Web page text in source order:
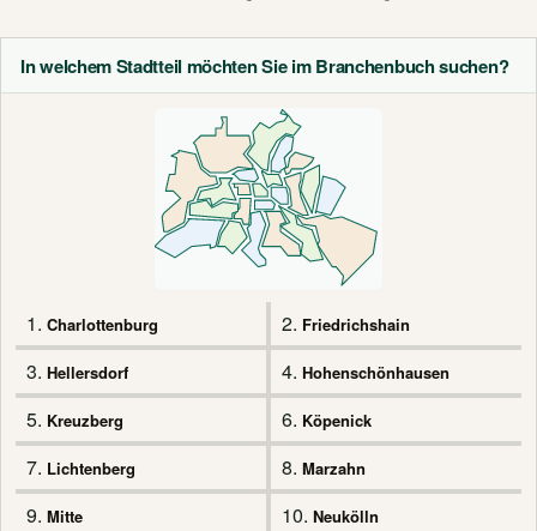
In welchem Stadtteil möchten Sie im Branchenbuch suchen?
1. Charlottenburg 2. Friedrichshain
3. Hellersdorf 4. Hohenschönhausen
5. Kreuzberg 6. Köpenick
7. Lichtenberg 8. Marzahn
9. Mitte 10. Neukölln